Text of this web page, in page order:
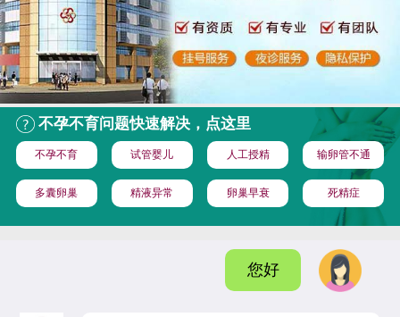
不孕不育问题快速解决，点这里
不孕不育 试管婴儿 人工授精 输卵管不通
多囊卵巢 精液异常 卵巢早衰 死精症
您好